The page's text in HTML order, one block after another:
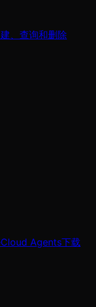
、查询和删除
Cloud Agents下载